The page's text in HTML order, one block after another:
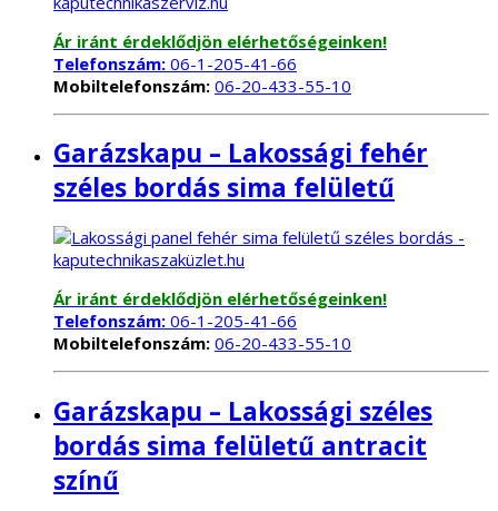
Ár iránt érdeklődjön elérhetőségeinken!
Telefonszám: 06-1-205-41-66
Mobiltelefonszám: 06-20-433-55-10
Garázskapu – Lakossági fehér
széles bordás sima felületű
Ár iránt érdeklődjön elérhetőségeinken!
Telefonszám: 06-1-205-41-66
Mobiltelefonszám: 06-20-433-55-10
Garázskapu – Lakossági széles
bordás sima felületű antracit
színű